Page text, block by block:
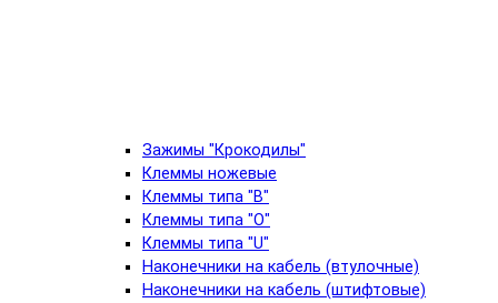
Зажимы "Крокодилы"
Клеммы ножевые
Клеммы типа "B"
Клеммы типа "O"
Клеммы типа "U"
Наконечники на кабель (втулочные)
Наконечники на кабель (штифтовые)